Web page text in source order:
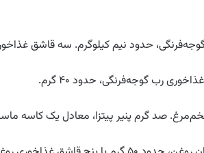
حدود نیم کیلوگرم. سه قاشق غذاخوری
رب گوجه‌فرنگی، حدود ۴۰ گرم.
صد گرم پنیر پیتزا، معادل یک کاسه